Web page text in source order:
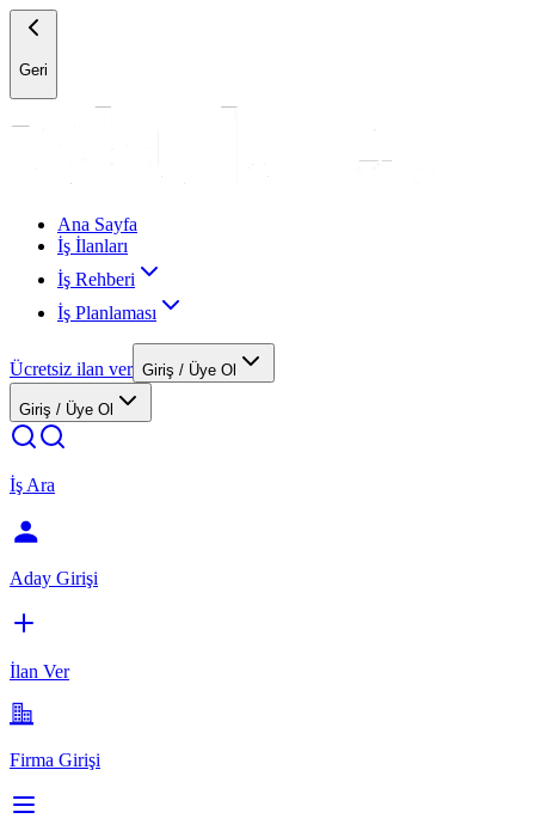
Geri
Ana Sayfa
İş İlanları
İş Rehberi
İş Planlaması
Ücretsiz ilan ver Giriş / Üye Ol
Giriş / Üye Ol
İş Ara
Aday Girişi
İlan Ver
Firma Girişi